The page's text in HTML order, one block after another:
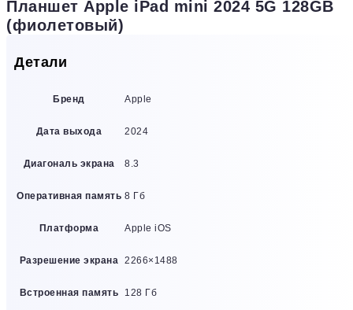
Планшет Apple iPad mini 2024 5G 128GB
(фиолетовый)
Детали
Бренд Apple
Дата выхода 2024
Диагональ экрана 8.3
Оперативная память 8 Гб
Платформа Apple iOS
Разрешение экрана 2266×1488
Встроенная память 128 Гб